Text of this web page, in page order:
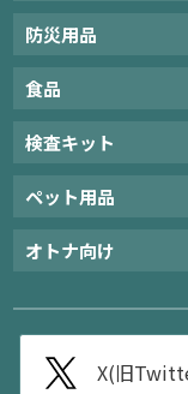
防災用品
食品
検査キット
ペット用品
オトナ向け
X(旧